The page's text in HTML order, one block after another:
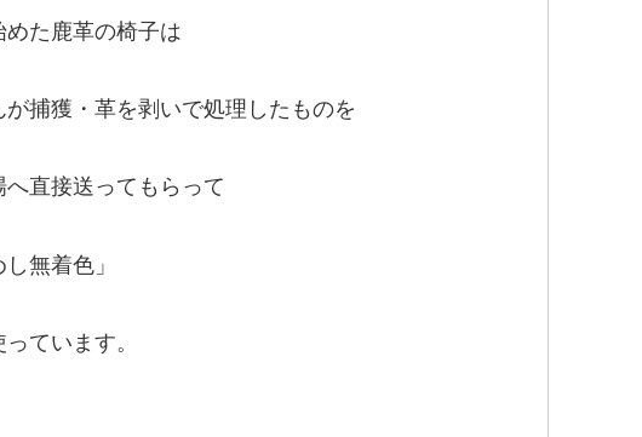
た鹿革の椅子は
捕獲・革を剥いで処理したものを
直接送ってもらって
無着色」
ています。